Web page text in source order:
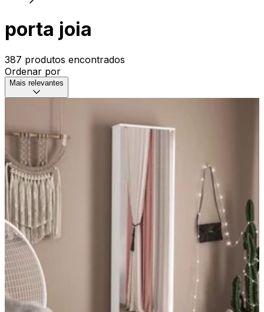
porta joia
387 produtos encontrados
Ordenar por
Mais relevantes